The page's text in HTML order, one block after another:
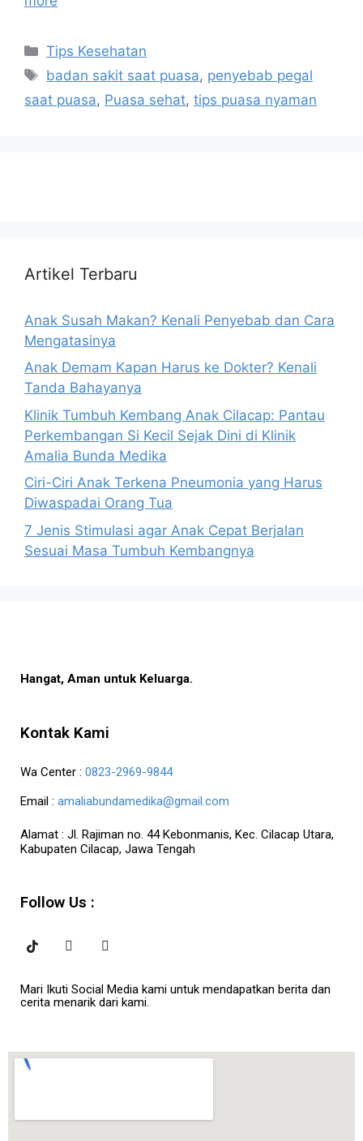
Tips Kesehatan
badan sakit saat puasa, penyebab pegal
saat puasa, Puasa sehat, tips puasa nyaman
Artikel Terbaru
Anak Susah Makan? Kenali Penyebab dan Cara
Mengatasinya
Anak Demam Kapan Harus ke Dokter? Kenali
Tanda Bahayanya
Klinik Tumbuh Kembang Anak Cilacap: Pantau
Perkembangan Si Kecil Sejak Dini di Klinik
Amalia Bunda Medika
Ciri-Ciri Anak Terkena Pneumonia yang Harus
Diwaspadai Orang Tua
7 Jenis Stimulasi agar Anak Cepat Berjalan
Sesuai Masa Tumbuh Kembangnya
Hangat, Aman untuk Keluarga.
Kontak Kami
Wa Center : 0823-2969-9844
Email : amaliabundamedika@gmail.com
Alamat : Jl. Rajiman no. 44 Kebonmanis, Kec. Cilacap Utara,
Kabupaten Cilacap, Jawa Tengah
Follow Us :
Mari Ikuti Social Media kami untuk mendapatkan berita dan
cerita menarik dari kami.